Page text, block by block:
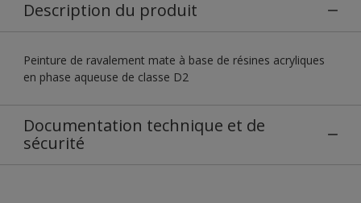
Description du produit
Peinture de ravalement mate à base de résines acryliques
en phase aqueuse de classe D2
Documentation technique et de
sécurité